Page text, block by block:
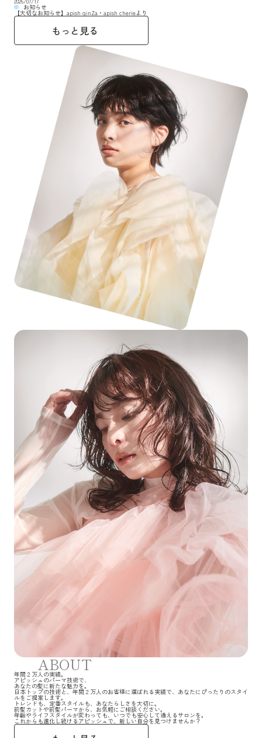
お知らせ
【大切なお知らせ】apish ginZa・apish cherieより
もっと見る
ABOUT
年間２万人の実績。
アピッシュのパーマ技術で、
あなたの髪に新たな魅力を。
日本トップの技術と、年間２万人のお客様に選ばれる実績で、あなたにぴったりのスタイ
ルをご提案します。
トレンドも、定番スタイルも、あなたらしさを大切に。
前髪カットや前髪パーマから、お気軽にご相談ください。
年齢やライフスタイルが変わっても、いつでも安心して通えるサロンを。
これからも進化し続けるアピッシュで、新しい自分を見つけませんか？